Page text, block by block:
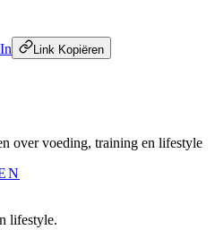
Link Kopiëren
over voeding, training en lifestyle
lifestyle.